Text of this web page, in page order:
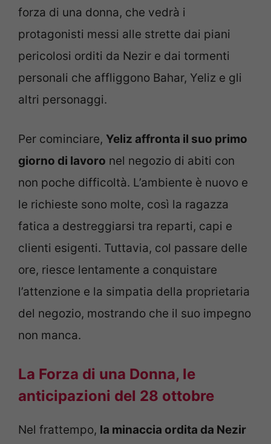
forza di una donna, che vedrà i
protagonisti messi alle strette dai piani
pericolosi orditi da Nezir e dai tormenti
personali che affliggono Bahar, Yeliz e gli
altri personaggi.
Per cominciare, Yeliz affronta il suo primo
giorno di lavoro nel negozio di abiti con
non poche difficoltà. L’ambiente è nuovo e
le richieste sono molte, così la ragazza
fatica a destreggiarsi tra reparti, capi e
clienti esigenti. Tuttavia, col passare delle
ore, riesce lentamente a conquistare
l’attenzione e la simpatia della proprietaria
del negozio, mostrando che il suo impegno
non manca.
La Forza di una Donna, le
anticipazioni del 28 ottobre
Nel frattempo, la minaccia ordita da Nezir